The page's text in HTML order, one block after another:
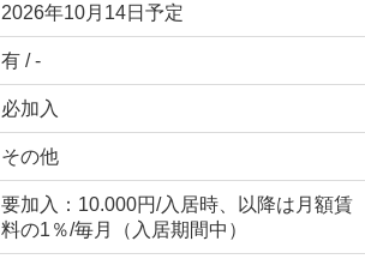
2026年10月14日予定
有 / -
必加入
その他
要加入：10.000円/入居時、以降は月額賃
料の1％/毎月（入居期間中）